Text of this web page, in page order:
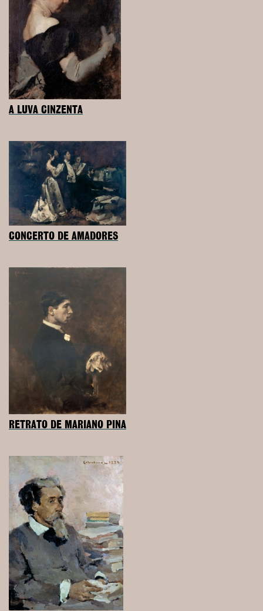
A LUVA CINZENTA
CONCERTO DE AMADORES
RETRATO DE MARIANO PINA